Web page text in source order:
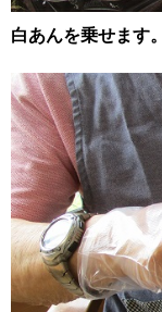
白あんを乗せます。